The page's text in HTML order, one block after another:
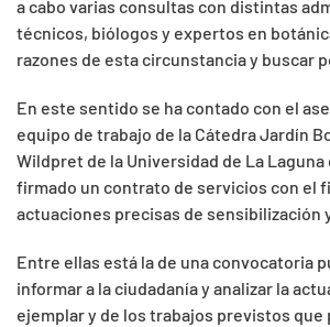
a cabo varias consultas con distintas
técnicos, biólogos y expertos en
razones de esta circunstancia y buscar
En este sentido se ha contado con el
equipo de trabajo de la Cátedra Jardín
Wildpret de la Universidad de La Laguna
firmado un contrato de servicios con el
actuaciones precisas de sensibilización
Entre ellas está la de una convocatoria
informar a la ciudadanía y analizar la
ejemplar y de los trabajos previstos que